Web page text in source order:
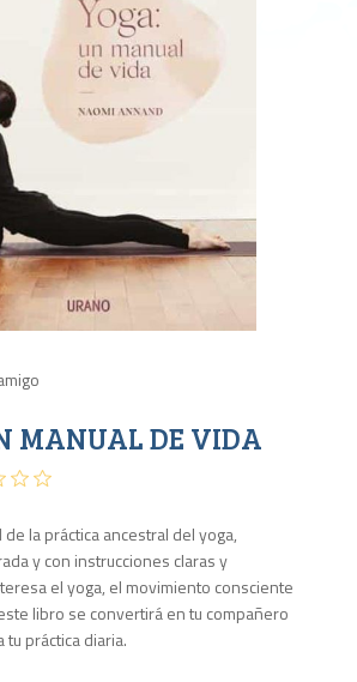
MANUAL DE VIDA
de la práctica ancestral del yoga,
y con instrucciones claras y
el yoga, el movimiento consciente
libro se convertirá en tu compañero
práctica diaria.